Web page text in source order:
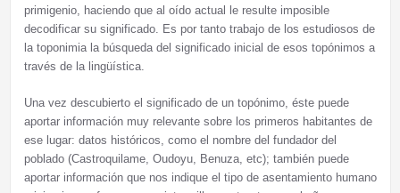
primigenio, haciendo que al oído actual le resulte imposible
decodificar su significado. Es por tanto trabajo de los estudiosos de
la toponimia la búsqueda del significado inicial de esos topónimos a
través de la lingüística.
Una vez descubierto el significado de un topónimo, éste puede
aportar información muy relevante sobre los primeros habitantes de
ese lugar: datos históricos, como el nombre del fundador del
poblado (Castroquilame, Oudoyu, Benuza, etc); también puede
aportar información que nos indique el tipo de asentamiento humano